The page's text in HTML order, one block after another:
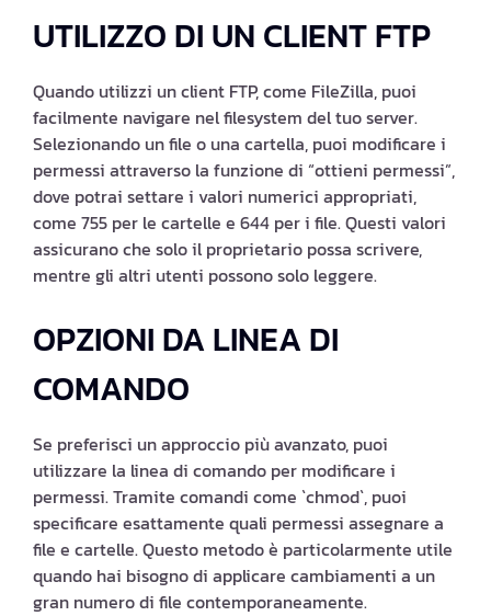
UTILIZZO DI UN CLIENT FTP
Quando utilizzi un client FTP, come FileZilla, puoi
facilmente navigare nel filesystem del tuo server.
Selezionando un file o una cartella, puoi modificare i
permessi attraverso la funzione di “ottieni permessi”,
dove potrai settare i valori numerici appropriati,
come 755 per le cartelle e 644 per i file. Questi valori
assicurano che solo il proprietario possa scrivere,
mentre gli altri utenti possono solo leggere.
OPZIONI DA LINEA DI
COMANDO
Se preferisci un approccio più avanzato, puoi
utilizzare la linea di comando per modificare i
permessi. Tramite comandi come `chmod`, puoi
specificare esattamente quali permessi assegnare a
file e cartelle. Questo metodo è particolarmente utile
quando hai bisogno di applicare cambiamenti a un
gran numero di file contemporaneamente.